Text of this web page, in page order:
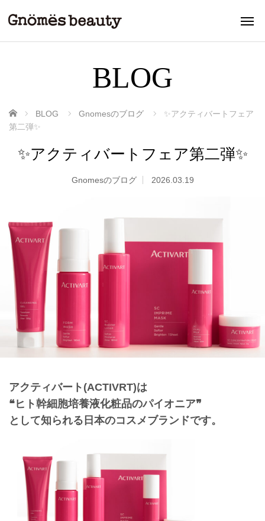
BLOG
ホーム BLOG Gnomesのブログ
✨アクティバートフェア
第二弾✨
✨アクティバートフェア第二弾✨
Gnomesのブログ 2026.03.19
アクティバート(ACTIVRT)は
❝ヒト幹細胞培養液化粧品のパイオニア❞
として知られる日本のコスメブランドです。